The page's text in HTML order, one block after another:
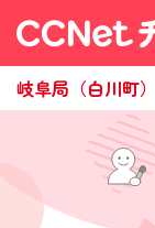
岐阜局（白川町）